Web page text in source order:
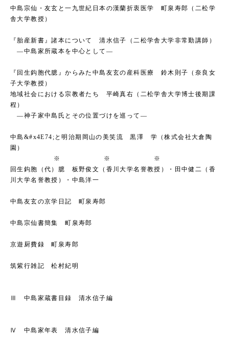
中島宗仙・友玄と一九世紀日本の漢蘭折衷医学 町泉寿郎（二松学
舎大学教授）
『胎産新書』諸本について 清水信子（二松学舎大学非常勤講師）
―中島家所蔵本を中心として―
『回生鈎胞代臆』からみた中島友玄の産科医療 鈴木則子（奈良女
子大学教授）
地域社会における宗教者たち 平崎真右（二松学舎大学博士後期課
程）
―神子家中島氏とその位置づけを巡って―
中島&#x4E74;と明治期岡山の美笑流 黒澤 学（株式会社大倉陶
園
※ ※ ※
回生鈎胞（代）臆 板野俊文（香川大学名誉教授）・田中健二（香
川大学名誉教授）・中島洋一
中島友玄の京学日記 町泉寿郎
中島宗仙書簡集 町泉寿郎
京遊厨費録 町泉寿郎
筑紫行雑記 松村紀明
Ⅲ 中島家蔵書目録 清水信子編
Ⅳ 中島家年表 清水信子編